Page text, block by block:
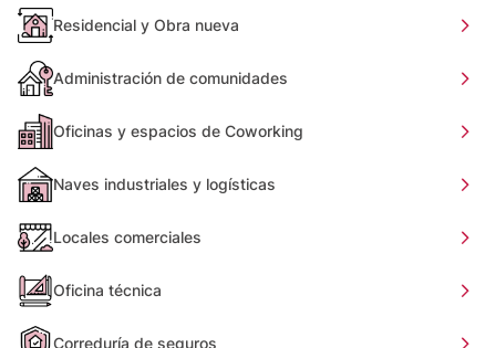
Residencial y Obra nueva
Administración de comunidades
Oficinas y espacios de Coworking
Naves industriales y logísticas
Locales comerciales
Oficina técnica
Correduría de seguros